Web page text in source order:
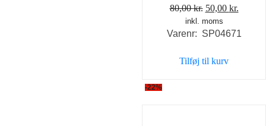
80,00kr. Den
oprindelige
pris
80,00 kr..
50,00 kr.
pris
inkl. moms
Varenr: SP04671
Tilføj til kurv
-22%